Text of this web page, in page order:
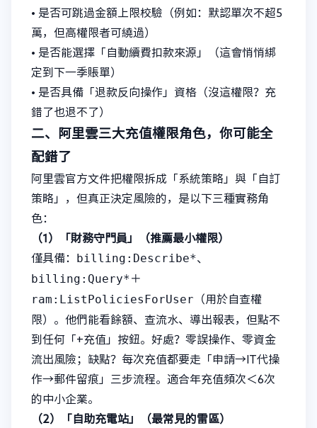
• 是否可跳過金額上限校驗（例如：默認單次不超5
萬，但高權限者可繞過）
• 是否能選擇「自動續費扣款來源」（這會悄悄綁
定到下一季賬單）
• 是否具備「退款反向操作」資格（沒這權限？充
錯了也退不了）
二、阿里雲三大充值權限角色，你可能全
配錯了
阿里雲官方文件把權限拆成「系統策略」與「自訂
策略」，但真正決定風險的，是以下三種實務角
色：
（1）「財務守門員」（推薦最小權限）
僅具備：
billing:Describe*、
billing:Query*＋
ram:ListPoliciesForUser （用於自查權
限）。他們能看餘額、查流水、導出報表，但點不
到任何「+充值」按鈕。好處？零誤操作、零資金
流出風險；缺點？每次充值都要走「申請→IT代操
作→郵件留痕」三步流程。適合年充值頻次＜6次
的中小企業。
（2）「自助充電站」（最常見的雷區）